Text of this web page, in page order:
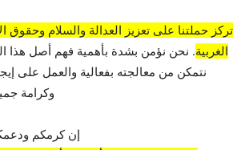
تركز حملتنا على تعزيز العدالة والسلام وحقوق
الغربية. نحن نؤمن بشدة بأهمية فهم أصل هذا
نتمكن من معالجته بفعالية والعمل على
وكرامة
إن كرمكم